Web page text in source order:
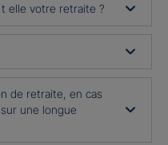
elle votre retraite ?
de retraite, en cas
une longue